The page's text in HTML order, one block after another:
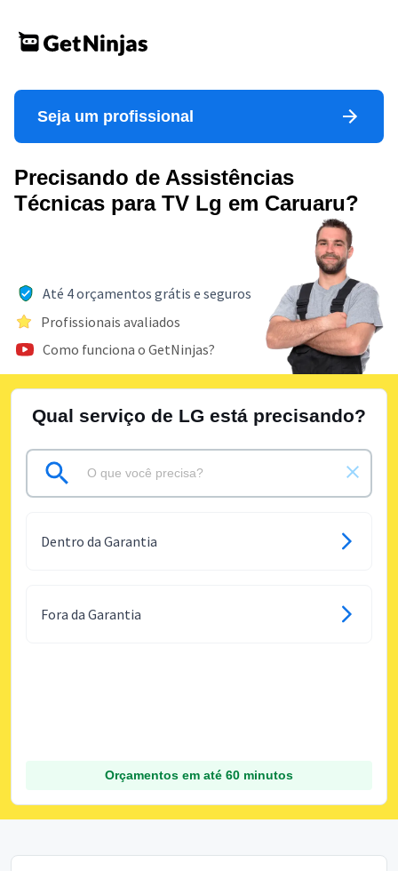
Seja um profissional
Precisando de Assistências
Técnicas para TV Lg em Caruaru?
Até 4 orçamentos grátis e seguros
Profissionais avaliados
Como funciona o GetNinjas?
Qual serviço de LG está precisando?
Dentro da Garantia
Fora da Garantia
Orçamentos em até 60 minutos